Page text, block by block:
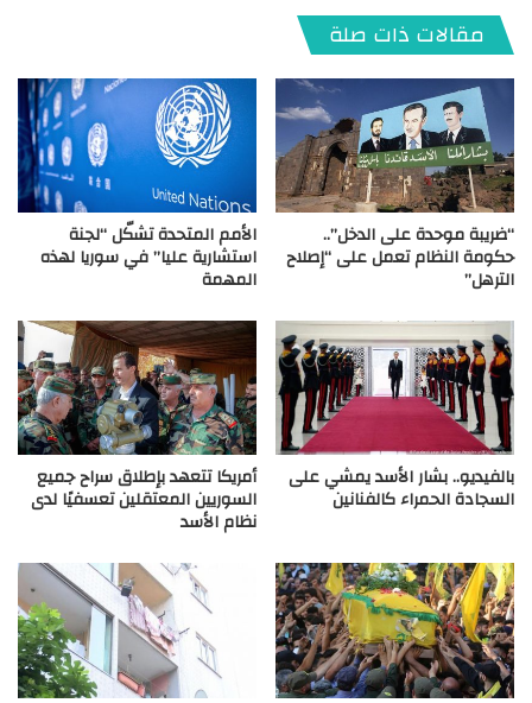
مقالات ذات صلة
“ضريبة موحدة على الدخل”..
حكومة النظام تعمل على “إصلاح
الترهل”
الأمم المتحدة تشكّل “لجنة
استشارية عليا” في سوريا لهذه
المهمة
بالفيديو.. بشار الأسد يمشي على
السجادة الحمراء كالفنانين
أمريكا تتعهد بإطلاق سراح جميع
السوريين المعتقلين تعسفيًا لدى
نظام الأسد